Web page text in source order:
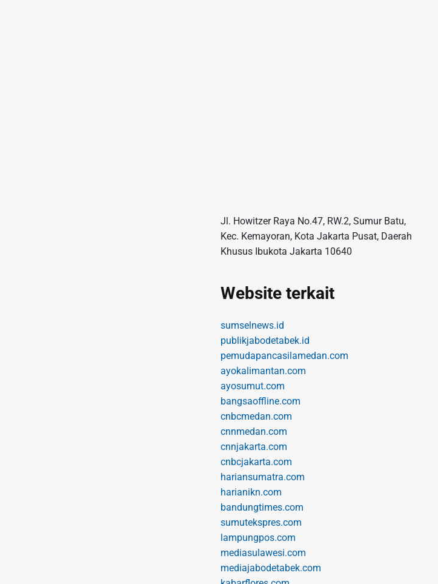
Jl. Howitzer Raya No.47, RW.2, Sumur Batu,
Kec. Kemayoran, Kota Jakarta Pusat, Daerah
Khusus Ibukota Jakarta 10640
Website terkait
sumselnews.id
publikjabodetabek.id
pemudapancasilamedan.com
ayokalimantan.com
ayosumut.com
bangsaoffline.com
cnbcmedan.com
cnnmedan.com
cnnjakarta.com
cnbcjakarta.com
hariansumatra.com
harianikn.com
bandungtimes.com
sumutekspres.com
lampungpos.com
mediasulawesi.com
mediajabodetabek.com